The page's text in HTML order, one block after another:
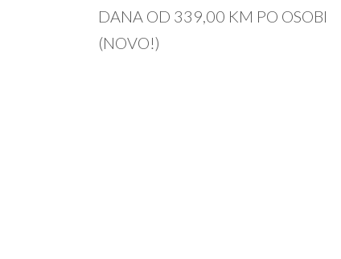
DANA OD 339,00 KM PO OSOBI
(NOVO!)